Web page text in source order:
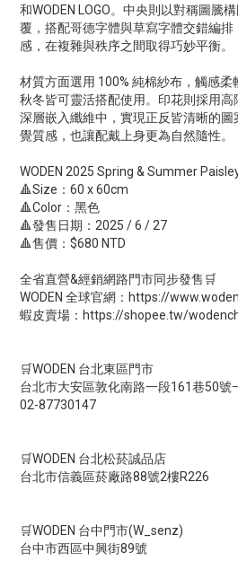
和WODEN LOGO。中央則以對稱圖騰
覆，搭配哥德字體與草寫字體交錯編
感，在複雜與秩序之間取得巧妙平衡。
材質方面選用 100% 純棉紗布，觸感
秋冬皆可靈活搭配使用。印花則採用
深層嵌入纖維中，實現正反皆清晰的圖
覺質感，也讓配戴上身更為自然隨性。
WODEN 2025 Spring & Summer
🔺Size：60 x 60cm
🔺Color：黑色
🔺發售日期：2025 / 6 / 27
🔺售價：$680 NTD
全省直營&經銷網路門市同步發售🛒
WODEN 全球官網：https://
蝦皮賣場：https://shopee.tw/
🛒WODEN 台北東區門市
台北市大安區敦化南路一段161巷50號
02-87730147
🛒WODEN 台北松菸誠品店
台北市信義區菸廠路88號2樓R226
🛒WODEN 台中門市(W_senz)
台中市西區中興街89號